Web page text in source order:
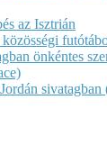
az Isztrián
önkéntes